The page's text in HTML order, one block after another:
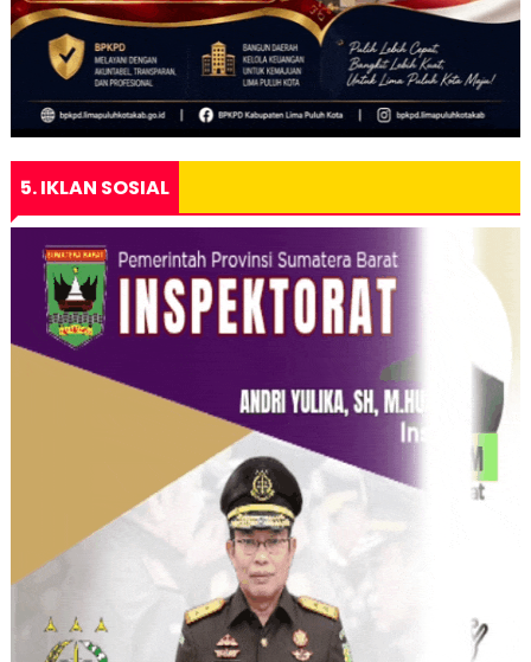
5. IKLAN SOSIAL